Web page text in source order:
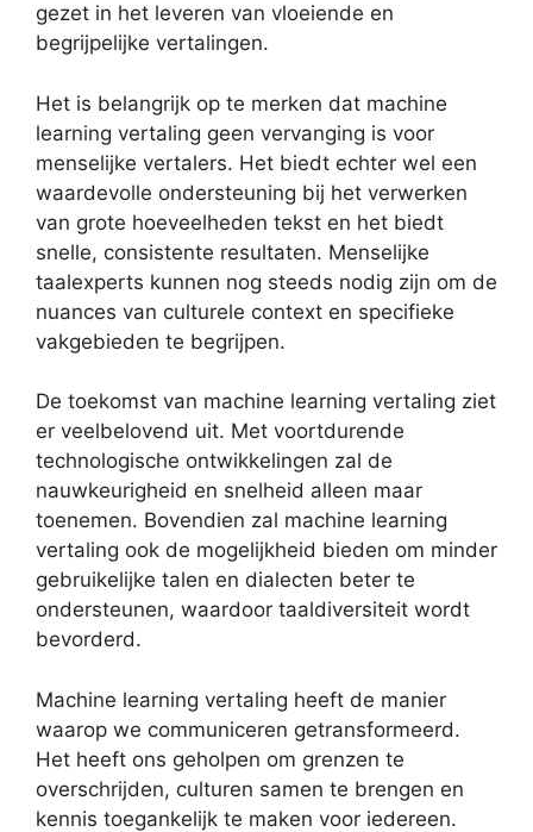
gezet in het leveren van vloeiende en
begrijpelijke vertalingen.
Het is belangrijk op te merken dat machine
learning vertaling geen vervanging is voor
menselijke vertalers. Het biedt echter wel een
waardevolle ondersteuning bij het verwerken
van grote hoeveelheden tekst en het biedt
snelle, consistente resultaten. Menselijke
taalexperts kunnen nog steeds nodig zijn om de
nuances van culturele context en specifieke
vakgebieden te begrijpen.
De toekomst van machine learning vertaling ziet
er veelbelovend uit. Met voortdurende
technologische ontwikkelingen zal de
nauwkeurigheid en snelheid alleen maar
toenemen. Bovendien zal machine learning
vertaling ook de mogelijkheid bieden om minder
gebruikelijke talen en dialecten beter te
ondersteunen, waardoor taaldiversiteit wordt
bevorderd.
Machine learning vertaling heeft de manier
waarop we communiceren getransformeerd.
Het heeft ons geholpen om grenzen te
overschrijden, culturen samen te brengen en
kennis toegankelijk te maken voor iedereen.